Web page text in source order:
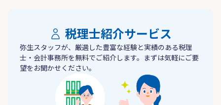
税理士紹介サービス
弥生スタッフが、厳選した豊富な経験と実績のある税理
士・会計事務所を無料でご紹介します。まずは気軽にご要
望をお聞かせください。